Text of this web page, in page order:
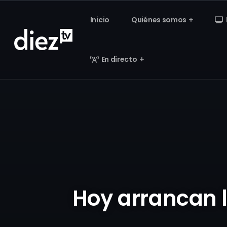
Inicio Quiénes somos
En directo
Hoy arrancan